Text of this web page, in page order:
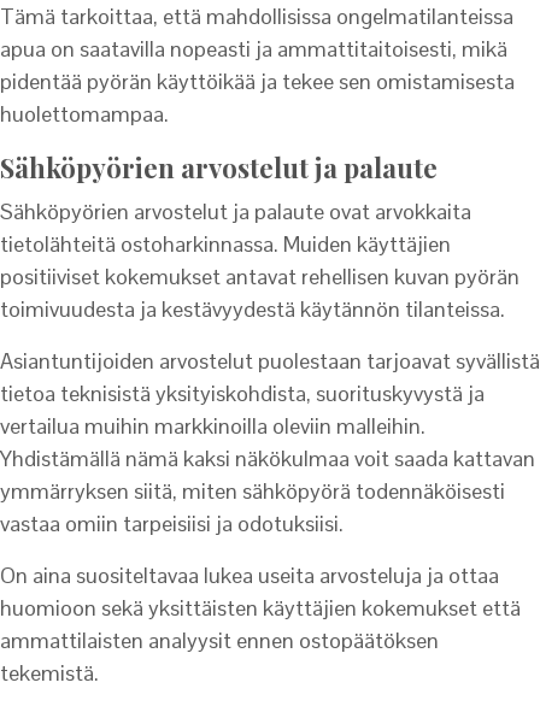
Tämä tarkoittaa, että mahdollisissa ongelmatilanteissa
apua on saatavilla nopeasti ja ammattitaitoisesti, mikä
pidentää pyörän käyttöikää ja tekee sen omistamisesta
huolettomampaa.
Sähköpyörien arvostelut ja palaute
Sähköpyörien arvostelut ja palaute ovat arvokkaita
tietolähteitä ostoharkinnassa. Muiden käyttäjien
positiiviset kokemukset antavat rehellisen kuvan pyörän
toimivuudesta ja kestävyydestä käytännön tilanteissa.
Asiantuntijoiden arvostelut puolestaan tarjoavat syvällistä
tietoa teknisistä yksityiskohdista, suorituskyvystä ja
vertailua muihin markkinoilla oleviin malleihin.
Yhdistämällä nämä kaksi näkökulmaa voit saada kattavan
ymmärryksen siitä, miten sähköpyörä todennäköisesti
vastaa omiin tarpeisiisi ja odotuksiisi.
On aina suositeltavaa lukea useita arvosteluja ja ottaa
huomioon sekä yksittäisten käyttäjien kokemukset että
ammattilaisten analyysit ennen ostopäätöksen
tekemistä.